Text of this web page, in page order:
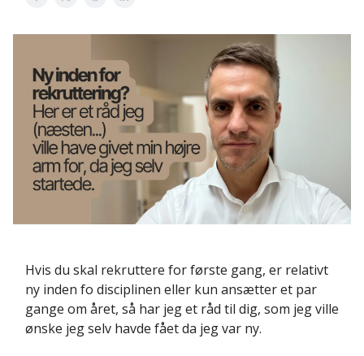
Hvis du skal rekruttere for første gang, er relativt
ny inden fo disciplinen eller kun ansætter et par
gange om året, så har jeg et råd til dig, som jeg ville
ønske jeg selv havde fået da jeg var ny.